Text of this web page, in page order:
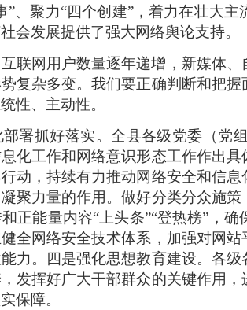
”、聚力“四个创建”，着力在壮大
会发展提供了强大网络舆论支持。
联网用户数量逐年递增，新媒体
复杂多变。我们要正确判断和把
性、主动性。
署抓好落实。全县各级党委（党
化工作和网络意识形态工作作出
动，持续有力推动网络安全和信
聚力量的作用。做好分类分众施
正能量内容“上头条”“登热榜”，
全网络安全技术体系，加强对网
力。四是强化思想教育建设。各
发挥好广大干部群众的关键作用
保障。